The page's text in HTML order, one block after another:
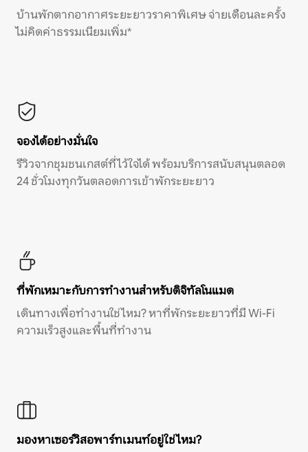
บ้านพักตากอากาศระยะยาวราคาพิเศษ จ่ายเดือนละครั้ง
ไม่คิดค่าธรรมเนียมเพิ่ม*
จองได้อย่างมั่นใจ
รีวิวจากชุมชนเกสต์ที่ไว้ใจได้ พร้อมบริการสนับสนุนตลอด
24 ชั่วโมงทุกวันตลอดการเข้าพักระยะยาว
ที่พักเหมาะกับการทำงานสำหรับดิจิทัลโนแมด
เดินทางเพื่อทำงานใช่ไหม? หาที่พักระยะยาวที่มี Wi-Fi
ความเร็วสูงและพื้นที่ทำงาน
มองหาเซอร์วิสอพาร์ทเมนท์อยู่ใช่ไหม?